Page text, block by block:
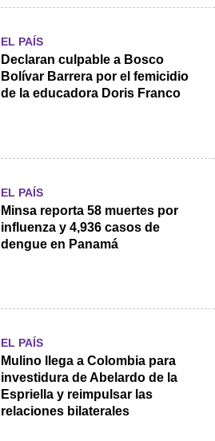
EL PAÍS
Declaran culpable a Bosco
Bolívar Barrera por el femicidio
de la educadora Doris Franco
EL PAÍS
Minsa reporta 58 muertes por
influenza y 4,936 casos de
dengue en Panamá
EL PAÍS
Mulino llega a Colombia para
investidura de Abelardo de la
Espriella y reimpulsar las
relaciones bilaterales